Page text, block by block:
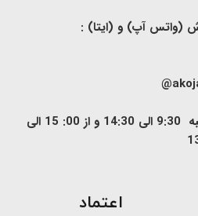
(واتس آپ) و (ایتا) :
ساعت کاری : شنبه تا چهارشنبه 9:30 الی 14:30 و از 00: 15 الی
اعتماد